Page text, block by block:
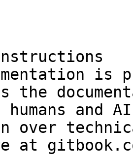
is
the
and
over
at